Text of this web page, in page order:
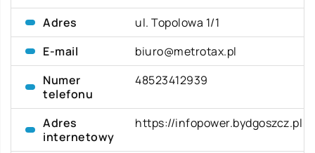
Adres
ul. Topolowa 1/1
E-mail
biuro@metrotax.pl
Numer
telefonu
48523412939
Adres
internetowy
https://infopower.bydgoszcz.pl